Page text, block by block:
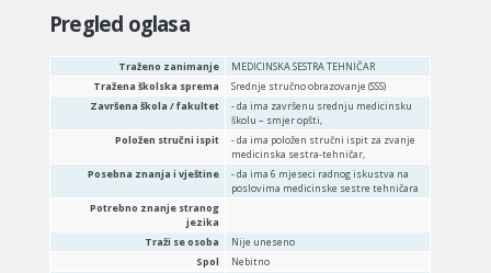
Pregled oglasa
Traženo zanimanje
MEDICINSKA SESTRA TEHNIČAR
Tražena školska sprema
Srednje stručno obrazovanje (SSS)
Završena škola / fakultet
- da ima završenu srednju medicinsku
školu – smjer opšti,
Položen stručni ispit
- da ima položen stručni ispit za zvanje
medicinska sestra-tehničar,
Posebna znanja i vještine
- da ima 6 mjeseci radnog iskustva na
poslovima medicinske sestre tehničara
Potrebno znanje stranog
jezika
Traži se osoba
Nije uneseno
Spol
Nebitno